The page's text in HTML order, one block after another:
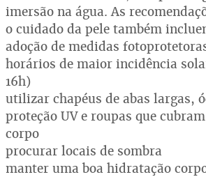
imersão na água. As
o cuidado da pele também
adoção de medidas
horários de maior incidência
16h)
utilizar chapéus de abas largas,
proteção UV e roupas que
corpo
procurar locais de sombra
manter uma boa hidratação